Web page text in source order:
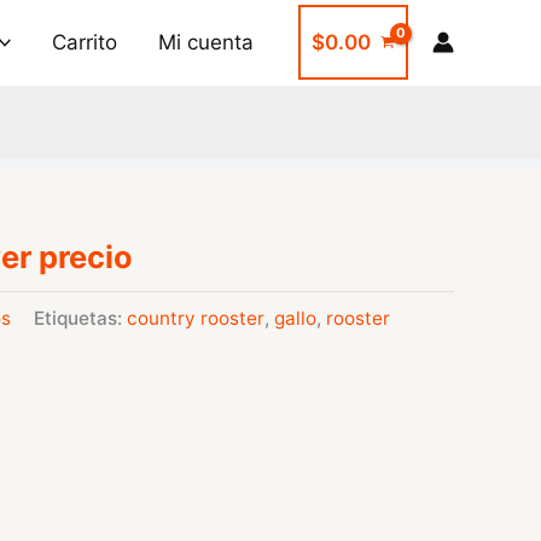
Carrito Mi cuenta $0.00
precio
Etiquetas: country rooster, gallo, rooster